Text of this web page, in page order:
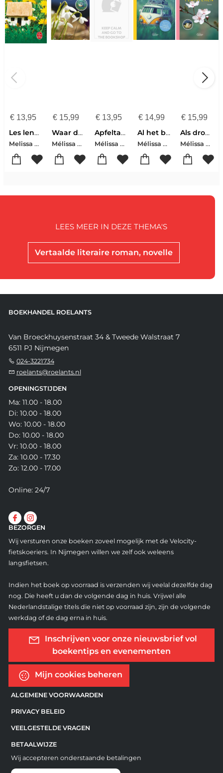
€13,95
Les lendemains
Melissa Da Costa
€15,99
Waar de zon de sneeuw raakt
Mélissa Da Costa
€ 13,95
Apfeltage
Mélissa da Costa
€ 14,99
Al het blauw van de hemel
Mélissa Da Costa
€ 15,99
Als dromen fluisteren
Mélissa Da Costa
Vertaalde literaire roman, novelle
LEES MEER IN DEZE THEMA'S
BOEKHANDEL ROELANTS
Van Broeckhuysenstraat 34 & Tweede Walstraat 7
6511 PJ Nijmegen
024-3221734
roelants@roelants.nl
OPENINGSTIJDEN
Ma: 11.00 - 18.00
Di: 10.00 - 18.00
Wo: 10.00 - 18.00
Do: 10.00 - 18.00
Vr: 10.00 - 18.00
Za: 10.00 - 17.30
Zo: 12.00 - 17.00
Online: 24/7
BEZORGEN
Wij versturen onze boeken zoveel mogelijk met de Velocity-
fietskoeriers. In Nijmegen willen we zelf ook weleens
langsfietsen.
Indien het boek op voorraad is verzenden wij veelal dezelfde dag
nog. Die heeft u dan de volgende dag in huis. Vrijwel alle
Nederlandstalige titels die niet op voorraad zijn, zijn de volgende
werkdag of de dag erna in huis.
Inschrijven voor onze nieuwsbrief vol
boekentips en evenementen
Mijn cookies beheren
ALGEMENE VOORWAARDEN
PRIVACY BELEID
VEELGESTELDE VRAGEN
BETAALWIJZE
Wij accepteren onderstaande betalingen